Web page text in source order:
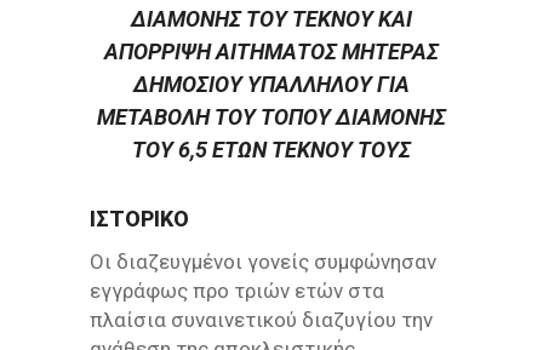
ΔΙΑΜΟΝΉΣ ΤΟΥ ΤΈΚΝΟΥ ΚΑΙ
ΑΠΌΡΡΙΨΗ ΑΙΤΉΜΑΤΟΣ ΜΗΤΈΡΑΣ
ΔΗΜΟΣΊΟΥ ΥΠΑΛΛΉΛΟΥ ΓΙΑ
ΜΕΤΑΒΟΛΉ ΤΟΥ ΤΌΠΟΥ ΔΙΑΜΟΝΉΣ
ΤΟΥ 6,5 ΕΤΏΝ ΤΈΚΝΟΥ ΤΟΥΣ
ΙΣΤΟΡΙΚΌ
Οι διαζευγμένοι γονείς συμφώνησαν
εγγράφως προ τριών ετών στα
πλαίσια συναινετικού διαζυγίου την